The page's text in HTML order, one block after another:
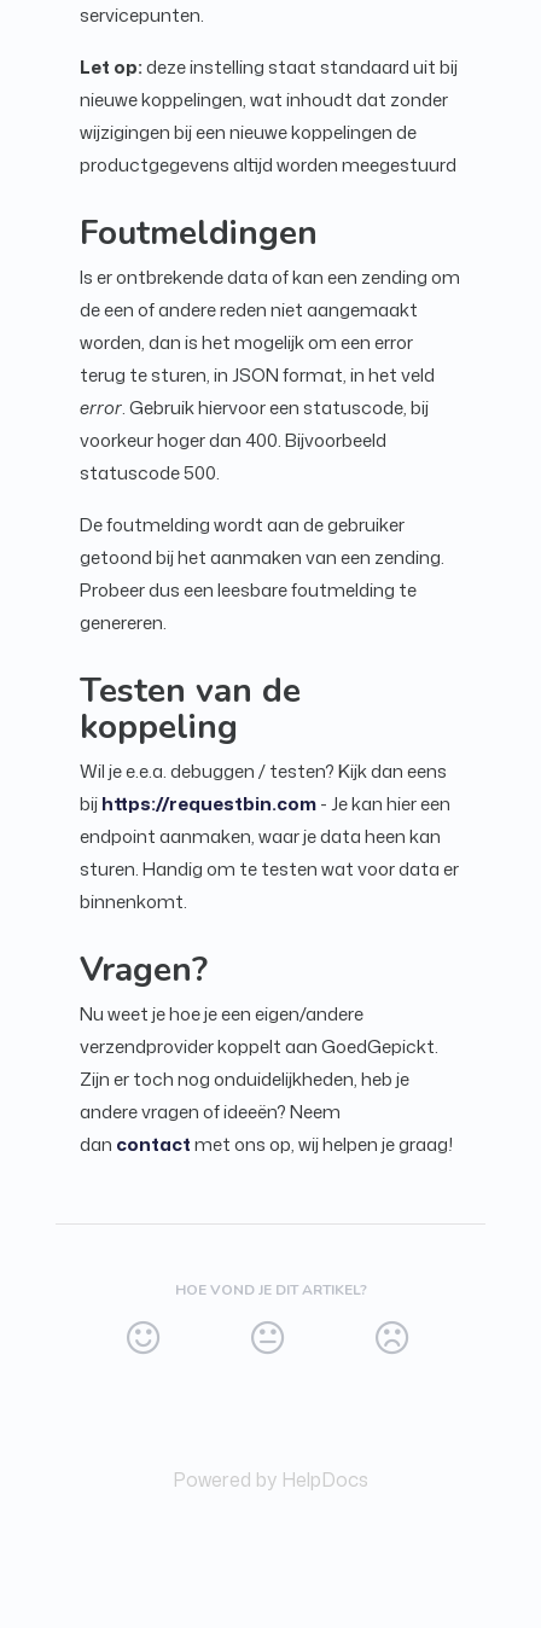
servicepunten.
Let op:deze instelling staat standaard uit bij
nieuwe koppelingen, wat inhoudt dat zonder
wijzigingen bij een nieuwe koppelingen de
productgegevens altijd worden meegestuurd
Foutmeldingen
Is er ontbrekende data of kan een zending om
de een of andere reden niet aangemaakt
worden, dan is het mogelijk om een error
terug te sturen, in JSON format, in het veld
error. Gebruik hiervoor een statuscode, bij
voorkeur hoger dan 400. Bijvoorbeeld
statuscode 500.
De foutmelding wordt aan de gebruiker
getoond bij het aanmaken van een zending.
Probeer dus een leesbare foutmelding te
genereren.
Testen van de
koppeling
Wil je e.e.a. debuggen / testen? Kijk dan eens
bijhttps://requestbin.com- Je kan hier een
endpoint aanmaken, waar je data heen kan
sturen. Handig om te testen wat voor data er
binnenkomt.
Vragen?
Nu weet je hoe je een eigen/andere
verzendprovider koppelt aan GoedGepickt.
Zijn er toch nog onduidelijkheden, heb je
andere vragen of ideeën? Neem
dan contactmet ons op, wij helpen je graag!
HOE VOND JE DIT ARTIKEL?
Powered by HelpDocs